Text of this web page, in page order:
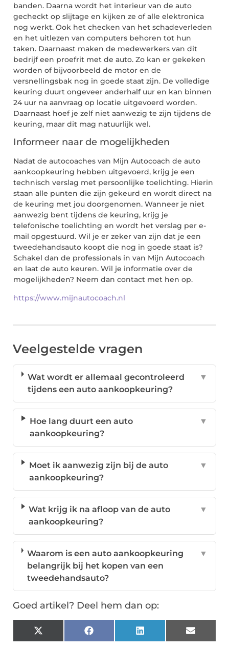
banden. Daarna wordt het interieur van de auto
gecheckt op slijtage en kijken ze of alle elektronica
nog werkt. Ook het checken van het schadeverleden
en het uitlezen van computers behoren tot hun
taken. Daarnaast maken de medewerkers van dit
bedrijf een proefrit met de auto. Zo kan er gekeken
worden of bijvoorbeeld de motor en de
versnellingsbak nog in goede staat zijn. De volledige
keuring duurt ongeveer anderhalf uur en kan binnen
24 uur na aanvraag op locatie uitgevoerd worden.
Daarnaast hoef je zelf niet aanwezig te zijn tijdens de
keuring, maar dit mag natuurlijk wel.
Informeer naar de mogelijkheden
Nadat de autocoaches van Mijn Autocoach de auto
aankoopkeuring hebben uitgevoerd, krijg je een
technisch verslag met persoonlijke toelichting. Hierin
staan alle punten die zijn gekeurd en wordt direct na
de keuring met jou doorgenomen. Wanneer je niet
aanwezig bent tijdens de keuring, krijg je
telefonische toelichting en wordt het verslag per e-
mail opgestuurd. Wil je er zeker van zijn dat je een
tweedehandsauto koopt die nog in goede staat is?
Schakel dan de professionals in van Mijn Autocoach
en laat de auto keuren. Wil je informatie over de
mogelijkheden? Neem dan contact met hen op.
https://www.mijnautocoach.nl
Veelgestelde vragen
Wat wordt er allemaal gecontroleerd
tijdens een auto aankoopkeuring?
▼
Hoe lang duurt een auto
aankoopkeuring?
▼
Moet ik aanwezig zijn bij de auto
aankoopkeuring?
▼
Wat krijg ik na afloop van de auto
aankoopkeuring?
▼
Waarom is een auto aankoopkeuring
belangrijk bij het kopen van een
tweedehandsauto?
▼
Goed artikel? Deel hem dan op:
X
(Twitter)
Facebook LinkedIn Email